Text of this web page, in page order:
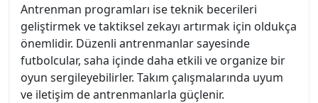
Antrenman programları ise teknik becerileri
geliştirmek ve taktiksel zekayı artırmak için oldukça
önemlidir. Düzenli antrenmanlar sayesinde
futbolcular, saha içinde daha etkili ve organize bir
oyun sergileyebilirler. Takım çalışmalarında uyum
ve iletişim de antrenmanlarla güçlenir.